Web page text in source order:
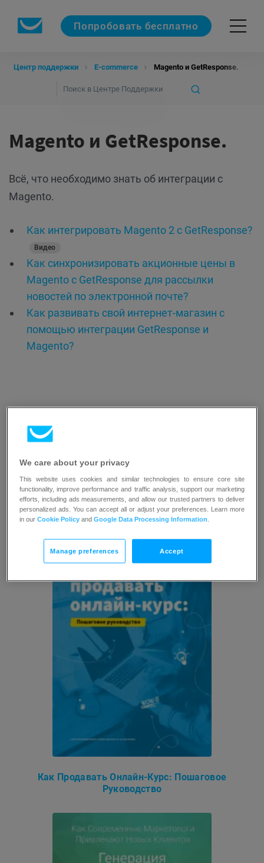
Попробовать бесплатно
Центр поддержки E-commerce Magento и GetResponse.
Magento и GetResponse.
Всё, что необходимо знать об интеграции с
Magento.
Как интегрировать Magento 2 с GetResponse?
Видео
Как синхронизировать акционные цены в
Magento с GetResponse для рассылки
новостей по электронной почте?
Как развивать свой интернет-магазин с
помощью интеграции GetResponse и
Magento?
Ресурсы
Как Продавать Онлайн-Курс: Пошаговое
Руководство
We care about your privacy
This website uses cookies and similar technologies to ensure core site
functionality, improve performance and traffic analysis, support our marketing
efforts, including ads measurements, and allow our trusted partners to deliver
personalized ads. You can accept all or adjust your preferences. Learn more
in ourCookie Policy andGoogle Data Processing Information
Manage preferences Accept